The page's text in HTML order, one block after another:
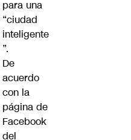
para una
“ciudad
inteligente
”.
De
acuerdo
con la
página de
Facebook
del